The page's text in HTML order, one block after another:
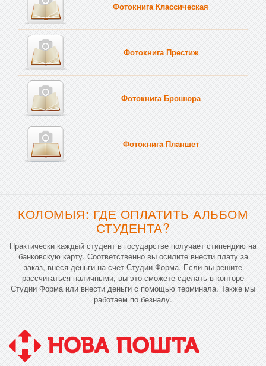
Фотокнига Классическая
Фотокнига Престиж
Фотокнига Брошюра
Фотокнига Планшет
КОЛОМЫЯ: ГДЕ ОПЛАТИТЬ АЛЬБОМ
СТУДЕНТА?
Практически каждый студент в государстве получает стипендию на
банковскую карту. Соответственно вы осилите внести плату за
заказ, внеся деньги на счет Студии Форма. Если вы решите
рассчитаться наличными, вы это сможете сделать в конторе
Студии Форма или внести деньги с помощью терминала. Также мы
работаем по безналу.